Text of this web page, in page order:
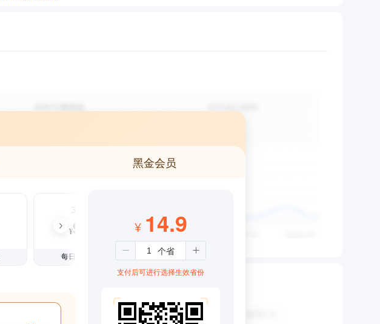
黑金会员
3个月
¥99
每日仅1.08元
¥ 14.9
支付后可进行选择生效省份